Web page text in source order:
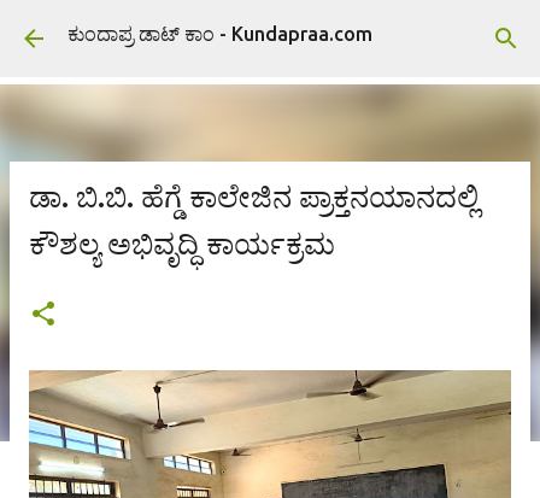
ವಿಷಯಕ್ಕೆ ಹೋಗಿ
ಕುಂದಾಪ್ರ ಡಾಟ್ ಕಾಂ - Kundapraa.com
ಡಾ. ಬಿ.ಬಿ. ಹೆಗ್ಡೆ ಕಾಲೇಜಿನ ಪ್ರಾಕ್ತನಯಾನದಲ್ಲಿ
ಕೌಶಲ್ಯ ಅಭಿವೃದ್ಧಿ ಕಾರ್ಯಕ್ರಮ